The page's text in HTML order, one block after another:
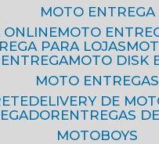
MOTO ENTREGA
ONLINE
MOTO
PARA LOJAS
ENTREGA MOTO DISK
MOTO ENTREGAS
DELIVERY DE
ENTREGAS
MOTOBOYS